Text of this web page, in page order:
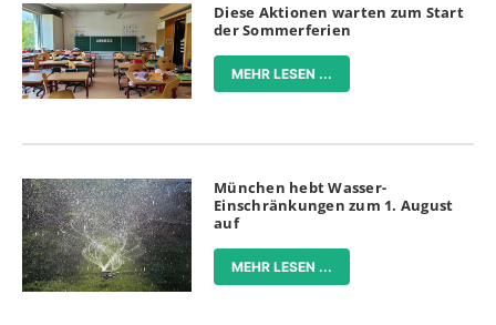
Diese Aktionen warten zum Start
der Sommerferien
MEHR LESEN ...
München hebt Wasser-
Einschränkungen zum 1. August
auf
MEHR LESEN ...